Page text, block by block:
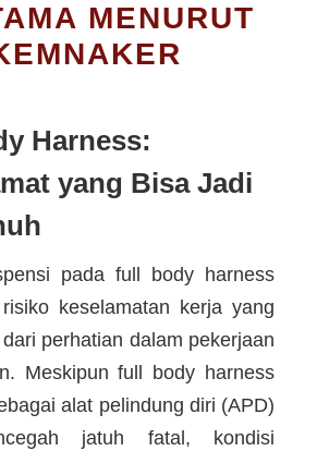
MENURUT
Harness:
yang Bisa Jadi
pada full body harness
keselamatan kerja yang
perhatian dalam pekerjaan
Meskipun full body harness
alat pelindung diri (APD)
jatuh fatal, kondisi